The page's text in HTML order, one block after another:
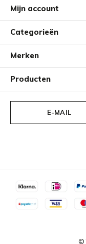
Mijn account
Categorieën
Merken
Producten
E-MAIL
©